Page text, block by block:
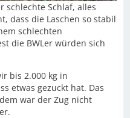
schlechte Schlaf, alles
dass die Laschen so stabil
schlechten
die BWLer würden sich
bis 2.000 kg in
etwas gezuckt hat. Das
war der Zug nicht